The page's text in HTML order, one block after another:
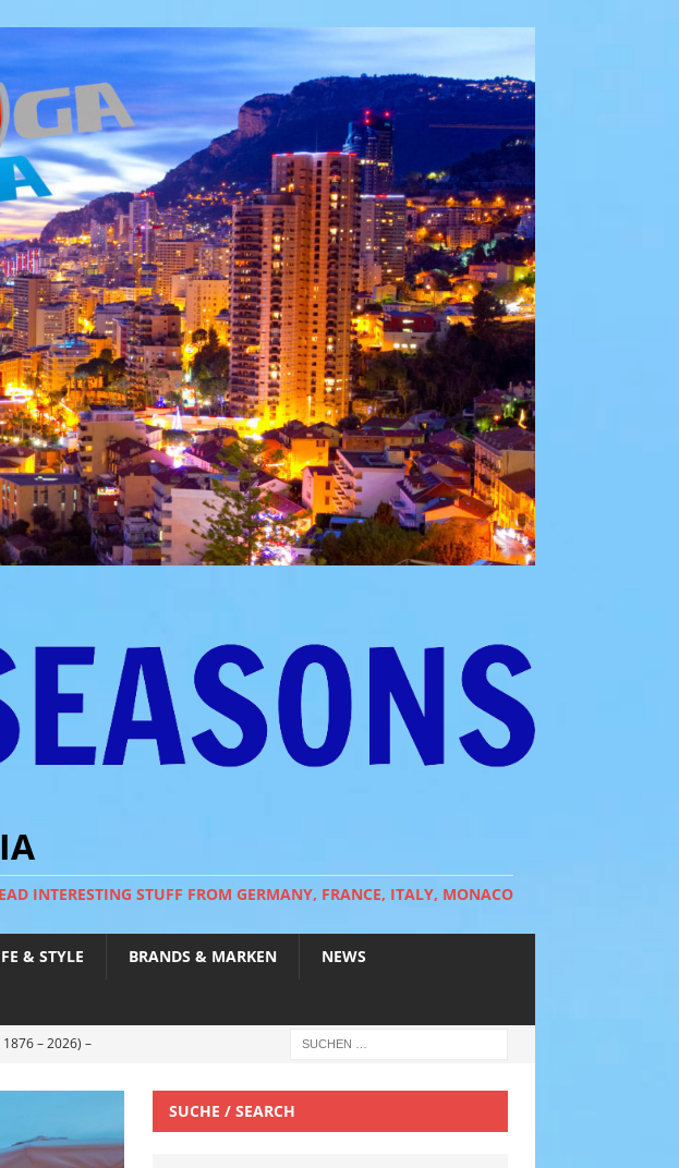
INTERESTING STUFF FROM GERMANY, FRANCE, ITALY, MONACO
& STYLE BRANDS & MARKEN NEWS
– 2026) –
SUCHE / SEARCH